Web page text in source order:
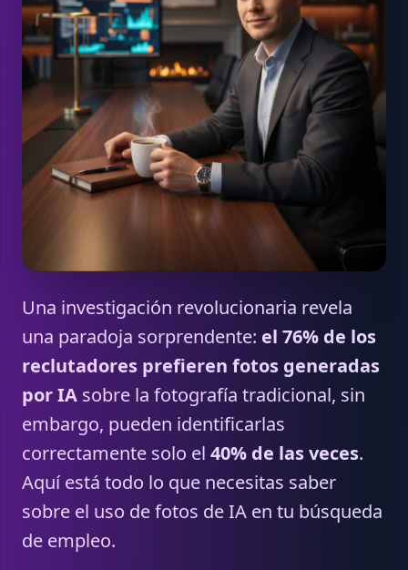
Una investigación revolucionaria revela
una paradoja sorprendente: el 76% de los
reclutadores prefieren fotos generadas
por IA sobre la fotografía tradicional, sin
embargo, pueden identificarlas
correctamente solo el 40% de las veces.
Aquí está todo lo que necesitas saber
sobre el uso de fotos de IA en tu búsqueda
de empleo.